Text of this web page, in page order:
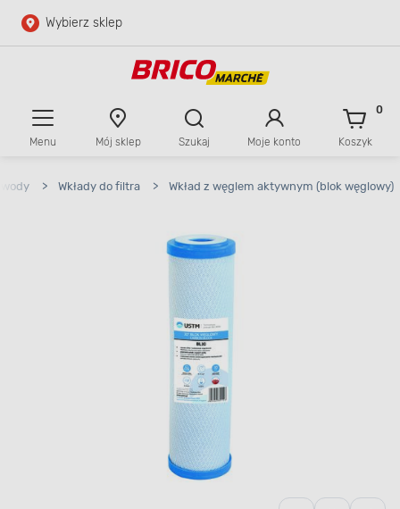
Przejdź do głównej zawartości
Wybierz sklep
Menu Mój sklep Szukaj Moje konto Koszyk
0
> Wkłady do filtra > Wkład z węglem aktywnym (blok węglowy)